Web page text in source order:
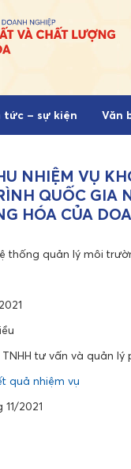
tức – sự kiện Văn
NHIỆM VỤ
QUỐC GIA
HÓA CỦA
thống quản lý môi
tư vấn và quản
quả nhiệm vụ
2021